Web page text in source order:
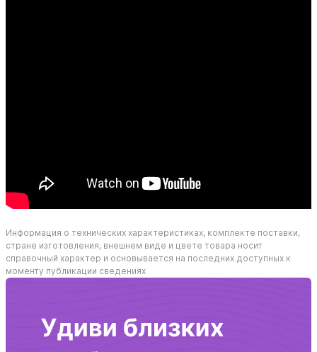
Информация о технических характеристиках, комплекте поставки,
стране изготовления, внешнем виде и цвете товара носит
справочный характер и основывается на последних доступных к
моменту публикации сведениях